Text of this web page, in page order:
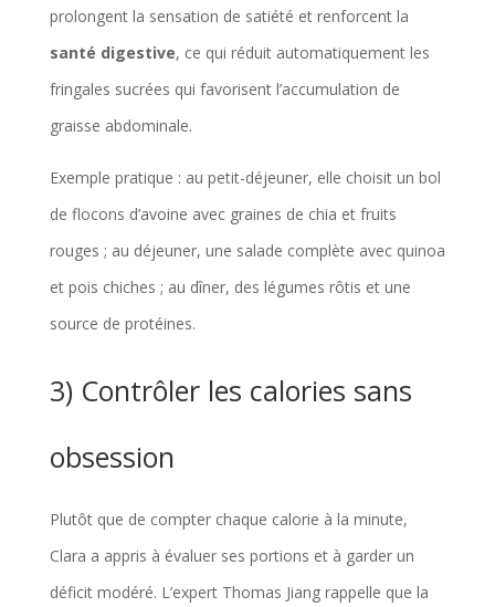
prolongent la sensation de satiété et renforcent la
santé digestive, ce qui réduit automatiquement les
fringales sucrées qui favorisent l’accumulation de
graisse abdominale.
Exemple pratique : au petit-déjeuner, elle choisit un bol
de flocons d’avoine avec graines de chia et fruits
rouges ; au déjeuner, une salade complète avec quinoa
et pois chiches ; au dîner, des légumes rôtis et une
source de protéines.
3) Contrôler les calories sans
obsession
Plutôt que de compter chaque calorie à la minute,
Clara a appris à évaluer ses portions et à garder un
déficit modéré. L’expert Thomas Jiang rappelle que la